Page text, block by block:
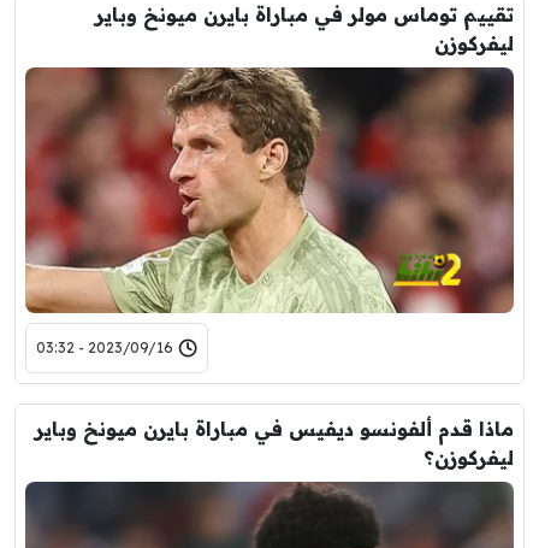
تقييم توماس مولر في مباراة بايرن ميونخ وباير
ليفركوزن
2023/09/16 - 03:32
ماذا قدم ألفونسو ديفيس في مباراة بايرن ميونخ وباير
ليفركوزن؟